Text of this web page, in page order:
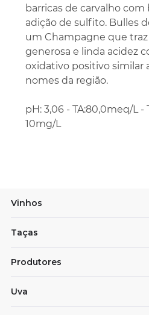
barricas de carvalho com
adição de sulfito. Bulles
um Champagne que
generosa e linda acidez
oxidativo positivo similar
nomes da região.
pH: 3,06 - TA:80,0meq/L -
10mg/L
Vinhos
Taças
Produtores
Uva